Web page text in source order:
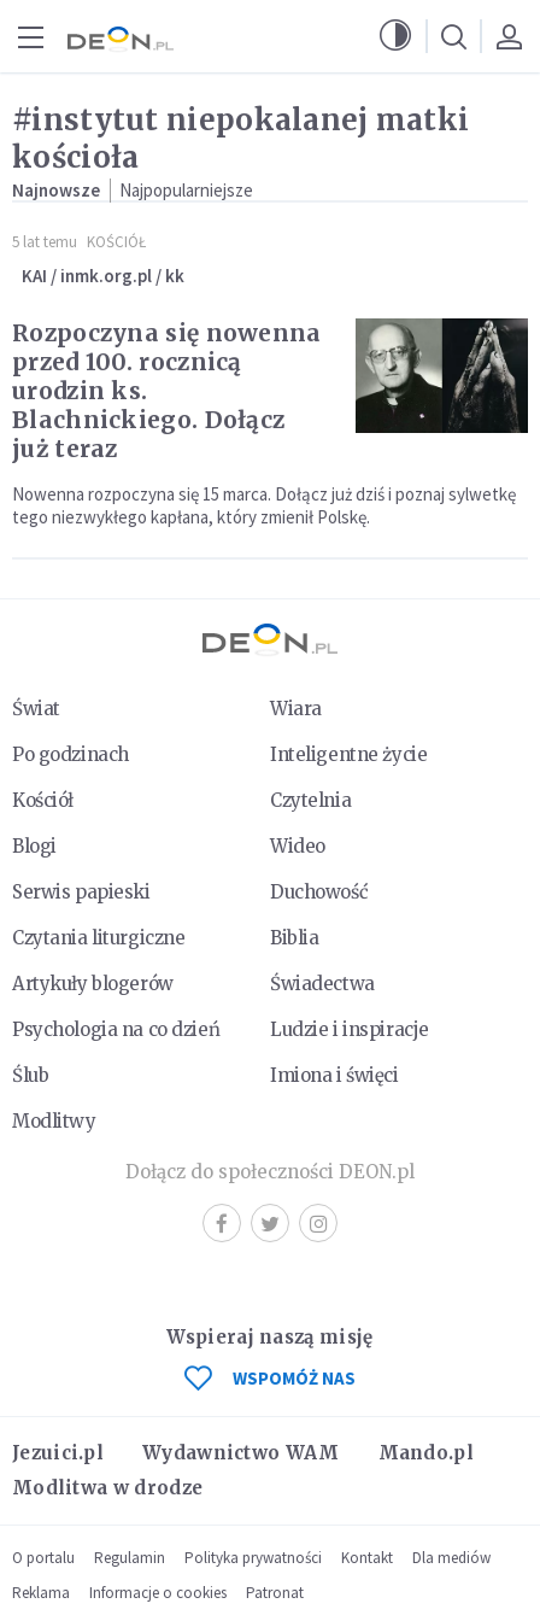
#instytut niepokalanej matki
kościoła
Najnowsze Najpopularniejsze
5 lat temu KOŚCIÓŁ
KAI / inmk.org.pl / kk
Rozpoczyna się nowenna
przed 100. rocznicą
urodzin ks.
Blachnickiego. Dołącz
już teraz
Nowenna rozpoczyna się 15 marca. Dołącz już dziś i poznaj sylwetkę
tego niezwykłego kapłana, który zmienił Polskę.
Świat
Wiara
Po godzinach
Inteligentne życie
Kościół
Czytelnia
Blogi
Wideo
Serwis papieski
Duchowość
Czytania liturgiczne
Biblia
Artykuły blogerów
Świadectwa
Psychologia na co dzień
Ludzie i inspiracje
Ślub
Imiona i święci
Modlitwy
Dołącz do społeczności DEON.pl
Jezuici.pl Wydawnictwo WAM
Mando.pl
Modlitwa w drodze
Wspieraj naszą misję
WSPOMÓŻ NAS
O portalu Regulamin Polityka prywatności Kontakt
Dla mediów
Reklama
Informacje o cookies Patronat